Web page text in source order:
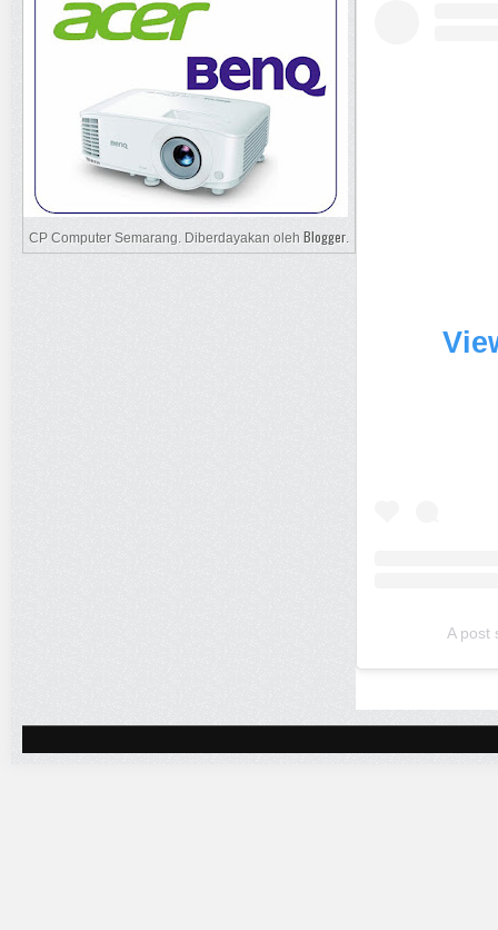
A post
CP Computer Semarang. Diberdayakan oleh Blogger.